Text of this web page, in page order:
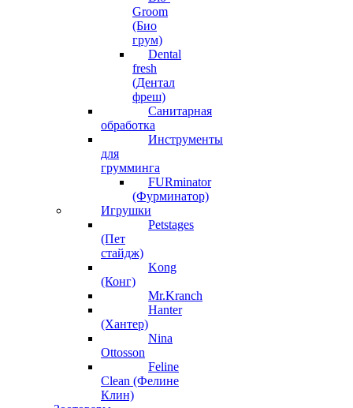
Groom
(Био
грум)
Dental
fresh
(Дентал
фреш)
Санитарная
обработка
Инструменты
для
грумминга
FURminator
(Фурминатор)
Игрушки
Petstages
(Пет
стайдж)
Kong
(Конг)
Mr.Kranch
Hanter
(Хантер)
Nina
Ottosson
Feline
Clean (Фелине
Клин)